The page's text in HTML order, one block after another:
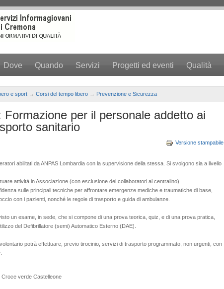
Dove Quando Servizi Progetti ed eventi Qualità
e sport → Corsi del tempo libero → Prevenzione e Sicurezza
Formazione per il personale addetto ai
sanitario
Versione stampabile
abilitati da ANPAS Lombardia con la supervisione della stessa. Si svolgono sia a livello
attività in Associazione (con esclusione dei collaboratori al centralino).
sulle principali tecniche per affrontare emergenze mediche e traumatiche di base,
con i pazienti, nonché le regole di trasporto e guida di ambulanze.
un esame, in sede, che si compone di una prova teorica, quiz, e di una prova pratica,
del Defibrillatore (semi) Automatico Esterno (DAE).
potrà effettuare, previo tirocinio, servizi di trasporto programmato, non urgenti, con
verde Castelleone